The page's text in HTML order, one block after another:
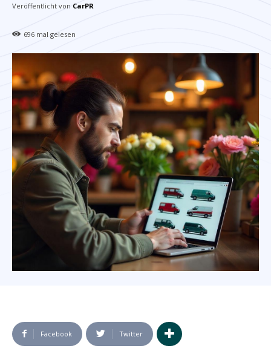
Veröffentlicht von CarPR
696 mal gelesen
Facebook Twitter